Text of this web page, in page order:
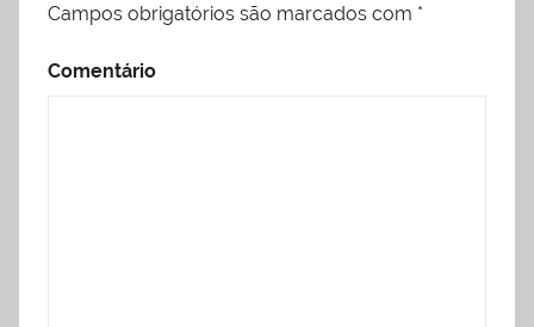
Campos obrigatórios são marcados com *
Comentário